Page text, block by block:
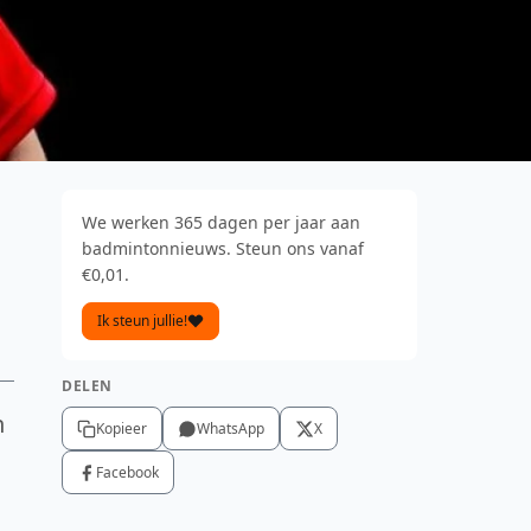
We werken 365 dagen per jaar aan
badmintonnieuws. Steun ons vanaf
€0,01.
Ik steun jullie!
DELEN
Kopieer WhatsApp X
Facebook